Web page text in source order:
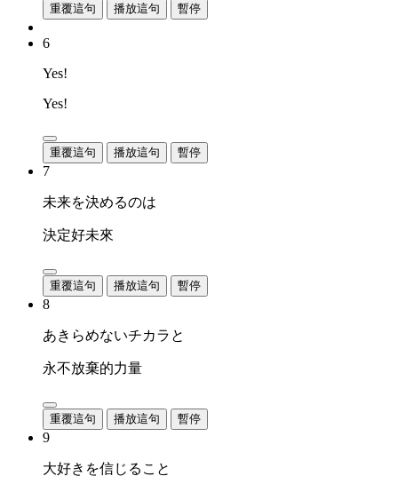
重覆這句 播放這句 暫停
6
Yes!
Yes!
重覆這句 播放這句 暫停
7
未来を決めるのは
決定好未來
重覆這句 播放這句 暫停
8
あきらめないチカラと
永不放棄的力量
重覆這句 播放這句 暫停
9
大好きを信じること